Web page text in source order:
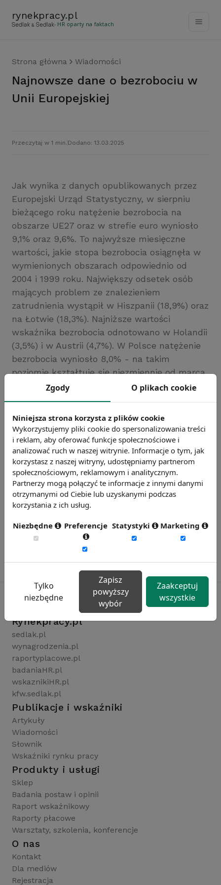
rynekpracy.pl
- HR oparty na faktach
Strona główna Wiadomości
Najnowsze dane o bezrobociu w
Unii Europejskiej
Przeczytaj w 1 min. Dodano: 13.03.2025
Jak wynika z danych opublikowanych przez
Europejski Urząd Statystyczny, w sierpniu
bieżącego roku natężenie bezrobocia na
obszarze UE27 oraz w strefie euro wyniosło
9,1% oraz 9,6%. To najwyższe miesięczne
wartości, jakie stopa bezrobocia osiągnęła w
wymienionych obszarach odpowiednio od
2004 i 1999 roku. Największy odsetek osób
mających problem ze znalezieniem
zatrudnienia wystąpił w Hiszpanii (18,9%) oraz
na Łotwie (18,3%). Najniższe wartości
wskaźnika bezrobocia odnotowano w Holandii
(3,5%) i w Austrii (4,7%). W Polsce natężenie
bezrobocia wyniosło 8,0% - na takim
poziomie kształtuje się niezmiennie od marca
2009 roku.
Chcesz wiedzieć więcej?
Zobacz więcej wiadomości
Rynekpracy.pl
sedlak.pl
wynagrodzenia.pl
raportyplacowe.pl
badaniaHR.pl
wskaznikiHR.pl
kfw.sedlak.pl
Publikacje i wskaźniki
Artykuły
Wiadomości
Słownik
Wskaźniki rynku pracy
Produkty i usługi
Sklep
Badania postaw i opinii
Raport wskaźnikowy
Raporty płacowe
Warsztaty, szkolenia, konferencje
O nas
Kontakt
Dla mediów
Rejestracja
Zgody O plikach cookie
Niniejsza strona korzysta z plików cookie
Wykorzystujemy pliki cookie do spersonalizowania treści
i reklam, aby oferować funkcje społecznościowe i
analizować ruch w naszej witrynie. Informacje o tym, jak
korzystasz z naszej witryny, udostępniamy partnerom
społecznościowym, reklamowym i analitycznym.
Partnerzy mogą połączyć te informacje z innymi danymi
otrzymanymi od Ciebie lub uzyskanymi podczas
korzystania z ich usług.
Niezbędne Preferencje Statystyki Marketing
Tylko
niezbędne
Zapisz
powyższy
wybór
Zaakceptuj
wszystkie